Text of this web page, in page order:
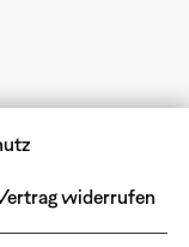
widerrufen